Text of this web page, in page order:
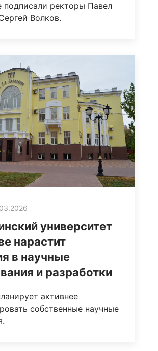
подписали ректоры Павел
Волков.
университет
нарастит
в научные
и разработки
активнее
собственные научные